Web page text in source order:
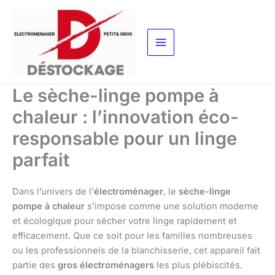
contenu
Le sèche-linge pompe à
chaleur : l’innovation éco-
responsable pour un linge
parfait
Dans l’univers de l’électroménager, le sèche-linge
pompe à chaleur s’impose comme une solution moderne
et écologique pour sécher votre linge rapidement et
efficacement. Que ce soit pour les familles nombreuses
ou les professionnels de la blanchisserie, cet appareil fait
partie des gros électroménagers les plus plébiscités.